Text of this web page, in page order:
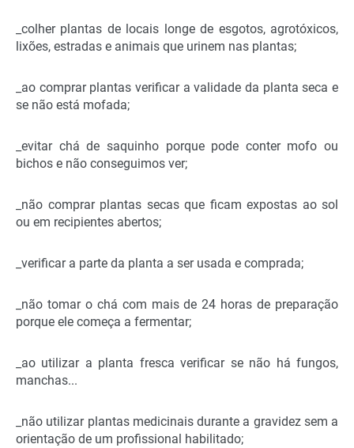
_colher plantas de locais longe de esgotos, agrotóxicos,
lixões, estradas e animais que urinem nas plantas;
_ao comprar plantas verificar a validade da planta seca e
se não está mofada;
_evitar chá de saquinho porque pode conter mofo ou
bichos e não conseguimos ver;
_não comprar plantas secas que ficam expostas ao sol
ou em recipientes abertos;
_verificar a parte da planta a ser usada e comprada;
_não tomar o chá com mais de 24 horas de preparação
porque ele começa a fermentar;
_ao utilizar a planta fresca verificar se não há fungos,
manchas...
_não utilizar plantas medicinais durante a gravidez sem a
orientação de um profissional habilitado;